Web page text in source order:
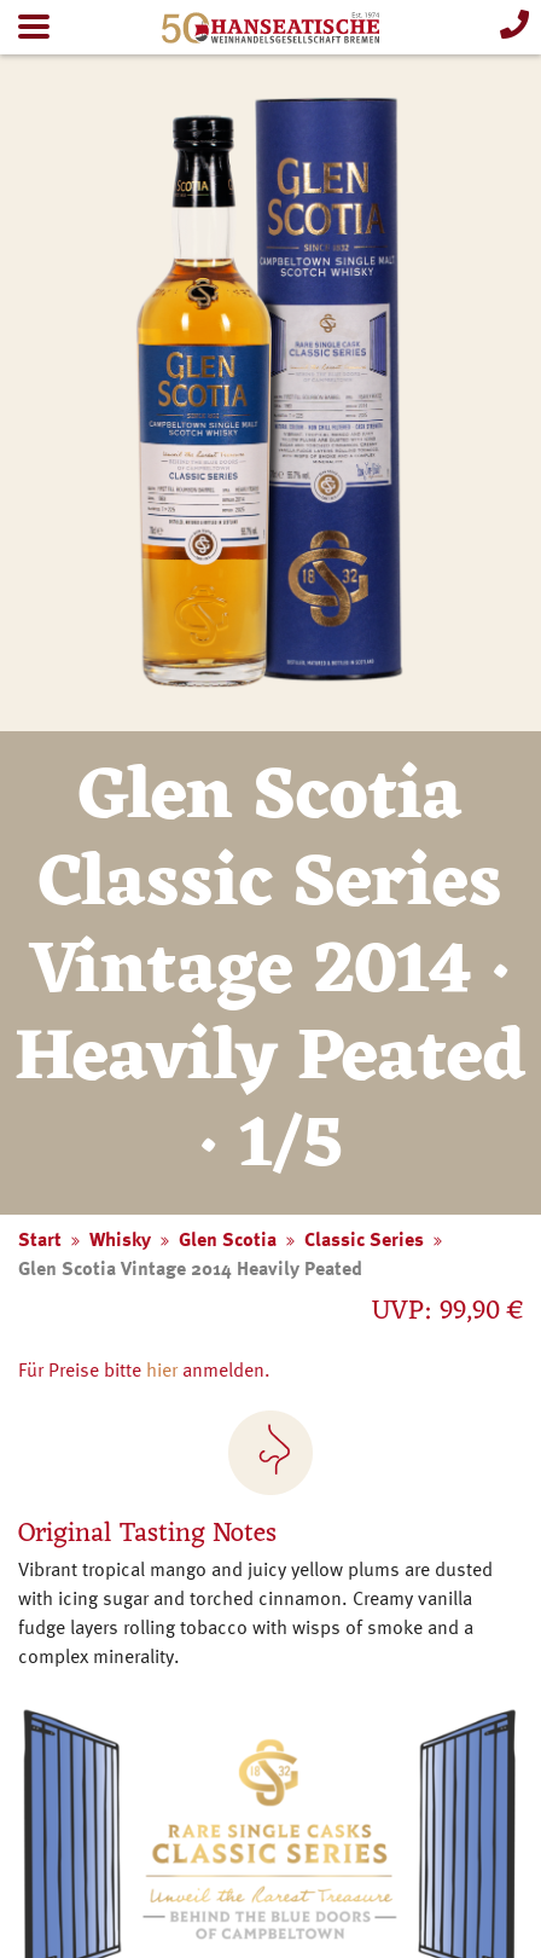
Glen Scotia
Classic Series
Vintage 2014 ·
Heavily Peated
· 1/5
Start Whisky Glen Scotia
Classic Series
Glen Scotia Vintage 2014 Heavily Peated
UVP: 99,90 €
Für Preise bitte hieranmelden.
Original Tasting Notes
Vibrant tropical mango and juicy yellow plums are dusted
with icing sugar and torched cinnamon. Creamy vanilla
fudge layers rolling tobacco with wisps of smoke and a
complex minerality.